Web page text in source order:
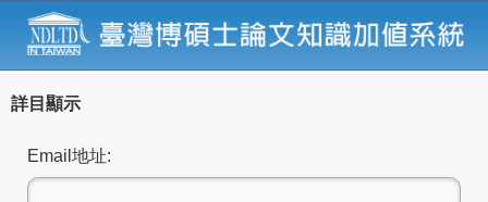
詳目顯示
Email地址: